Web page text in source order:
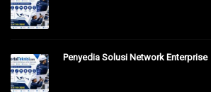
Penyedia Solusi Network Enterprise